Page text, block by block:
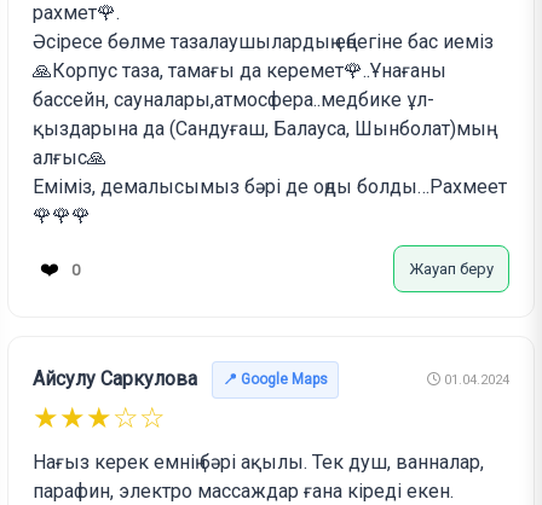
рахмет🌹.
Әсіресе бөлме тазалаушылардың еңбегіне бас иеміз
🙏Корпус таза, тамағы да керемет🌹..Ұнағаны
бассейн, сауналары,атмосфера..медбике ұл-
қыздарына да (Сандуғаш, Балауса, Шынболат)мың
алғыс🙏
Еміміз, демалысымыз бәрі де оңды болды…Рахмеет
🌹🌹🌹
❤️ 0 Жауап беру
Айсулу Саркулова 📍 Google Maps 01.04.2024
★★★☆☆
Нағыз керек емнің бәрі ақылы. Тек душ, ванналар,
парафин, электро массаждар ғана кіреді екен.